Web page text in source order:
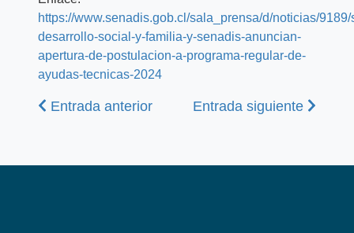
https://www.senadis.gob.cl/sala_prensa/d/noticias/9189/
desarrollo-social-y-familia-y-senadis-anuncian-
apertura-de-postulacion-a-programa-regular-de-
ayudas-tecnicas-2024
Anterior
Entrada anterior Siguiente
Entrada siguiente